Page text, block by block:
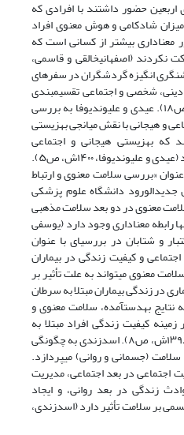
حضور داشتند با افرادی که
شادکامی و هوش معنوی افراد
معناداری بیشتر از کسانی است که
نکردند(اصفهانیخالقی و قاسمی،
انگیزه گردشگران در سفرهای
دینی، شخصی و اجتماعی تقسیمبندی
). عیدی و علیوندیوفا به بررسی
و هیجانی با نقش میانجی بهزیستی
که بهزیستی هیجانی و اجتماعی
(عیدی و علیوندیوفا، ۱۴۰۰ش، ص۵) .
«بررسی سلامت معنوی و ارتباط
دانشگاه علوم پزشکی
معنوی در دو بعد سلامت مذهبی
رابطه معناداری وجود دارد(یوسفی
و شتابان در بررسیای با عنوان
و کیفیت زندگی در بیماران
معنوی میتواند به علت تأثیر بر
در زندگی بیماران مبتلا به سرطان
نتایج بهدستآمده، سلامت معنوی و
کیفیت زندگی افراد مبتلا به
. اسدزندی به چگونگی
سلامت (جسمانی و روانی) میپردازد.
اجتماعی در بعد اجتماعی، مدیریت
زندگی در بعد روانی، و ایجاد
بر سلامت تأثیر دارد(اسدزندی،